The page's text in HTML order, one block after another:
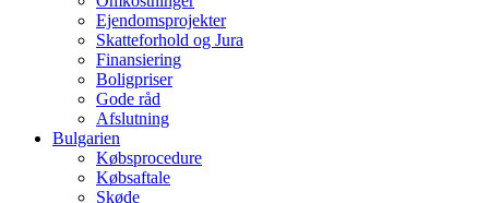
Ejendomsprojekter
Skatteforhold og Jura
Finansiering
Boligpriser
Gode råd
Afslutning
Bulgarien
Købsprocedure
Købsaftale
Skøde